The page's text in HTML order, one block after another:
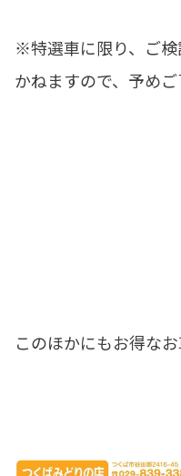
※特選車に限り、ご
かねますので、予めご
このほかにもお得な